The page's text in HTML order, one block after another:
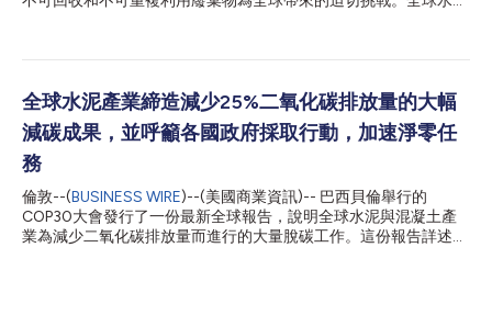
貫天際，呈現出自然與工程的鮮明對比。 Celbert Palaganas表
Africa)、使命必達合作組織 (Mission Possible Partnership) 以及全
策支持水泥產業協同處理 (co-processing) 這種安全、有效且永續
的全球廢物管理解決方案，充分發揮其潛力。 協同處理這種技術
具備能源回收和材料循環利兩種效益。它利用廢棄物取代石化燃料
為水泥窯供熱，再回收燃燒剩餘的灰燼用於建材中，創造出零廢棄
物的解決方案。這種一體化流程使廢棄物處理發揮最大的環境效
益，並降低新建廢棄物處理基礎設施的需求。協同處理技術主要針
對那些無法回收或受污染的廢棄物流，可補充廢棄物回收之不足，
填補填埋和回收之間的空白地帶。 從歐...
全球水泥產業締造減少25%二氧化碳排放量的大幅
減碳成果，並呼籲各國政府採取行動，加速淨零任
務
倫敦--(BUSINESS WIRE)--(美國商業資訊)-- 巴西貝倫舉行的
COP30大會發行了一份最新全球報告，說明全球水泥與混凝土產
業為減少二氧化碳排放量而進行的大量脫碳工作。這份報告詳述最